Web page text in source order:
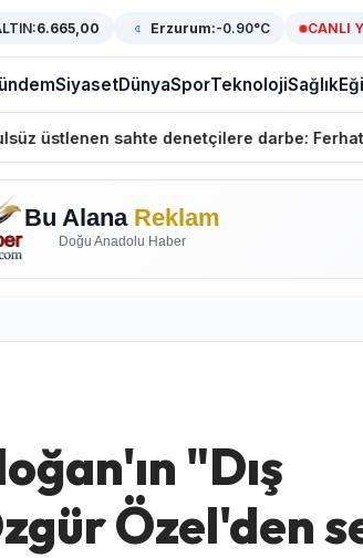
6.665,00 Erzurum:-0.90°C CANLI
SiyasetDünyaSporTeknolojiSağlık
sahte denetçilere darbe: Ferhat Aydoğan
Bu Alana Reklam
Doğu Anadolu Haber
"Dış
Özel'den